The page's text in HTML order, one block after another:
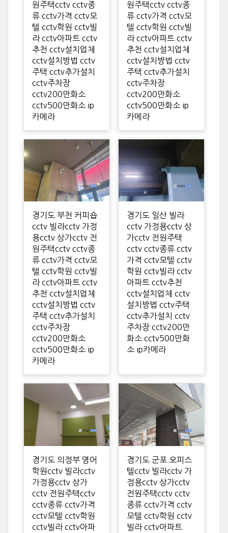
원주택cctv cctv종
류 cctv가격 cctv모
텔 cctv학원 cctv빌
라 cctv아파트 cctv
추천 cctv설치업체
cctv설치방법 cctv
주택 cctv추가설치
cctv주차장
cctv200만화소
cctv500만화소 ip
카메라
원주택cctv cctv종
류 cctv가격 cctv모
텔 cctv학원 cctv빌
라 cctv아파트 cctv
추천 cctv설치업체
cctv설치방법 cctv
주택 cctv추가설치
cctv주차장
cctv200만화소
cctv500만화소 ip
카메라
경기도 부천 커피숍
cctv 빌라cctv 가정
용cctv 상가cctv 전
원주택cctv cctv종
류 cctv가격 cctv모
텔 cctv학원 cctv빌
라 cctv아파트 cctv
추천 cctv설치업체
cctv설치방법 cctv
주택 cctv추가설치
cctv주차장
cctv200만화소
cctv500만화소 ip
카메라
경기도 일산 빌라
cctv 가정용cctv 상
가cctv 전원주택
cctv cctv종류 cctv
가격 cctv모텔 cctv
학원 cctv빌라 cctv
아파트 cctv추천
cctv설치업체 cctv
설치방법 cctv주택
cctv추가설치 cctv
주차장 cctv200만
화소 cctv500만화
소 ip카메라
경기도 의정부 영어
학원cctv 빌라cctv
가정용cctv 상가
cctv 전원주택cctv
cctv종류 cctv가격
cctv모텔 cctv학원
cctv빌라 cctv아파
경기도 군포 오피스
텔cctv 빌라cctv 가
정용cctv 상가cctv
전원주택cctv cctv
종류 cctv가격 cctv
모텔 cctv학원 cctv
빌라 cctv아파트